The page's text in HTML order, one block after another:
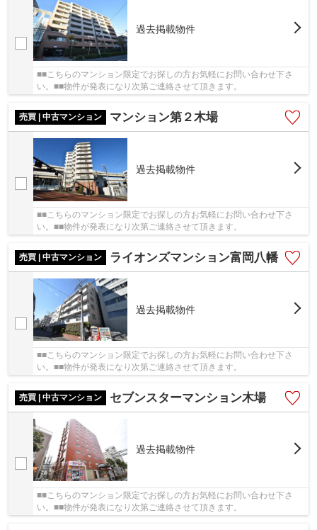
過去掲載物件
■■こちらのマンション限定でお探しの方お気軽にお問い合わせ下さ
い。■■物件が発表になり次第ご連絡させて頂きます。
売買 | 中古マンション マンション第２木場
過去掲載物件
■■こちらのマンション限定でお探しの方お気軽にお問い合わせ下さ
い。■■物件が発表になり次第ご連絡させて頂きます。
売買 | 中古マンション ライオンズマンション富岡八幡
過去掲載物件
■■こちらのマンション限定でお探しの方お気軽にお問い合わせ下さ
い。■■物件が発表になり次第ご連絡させて頂きます。
売買 | 中古マンション セブンスターマンション木場
過去掲載物件
■■こちらのマンション限定でお探しの方お気軽にお問い合わせ下さ
い。■■物件が発表になり次第ご連絡させて頂きます。